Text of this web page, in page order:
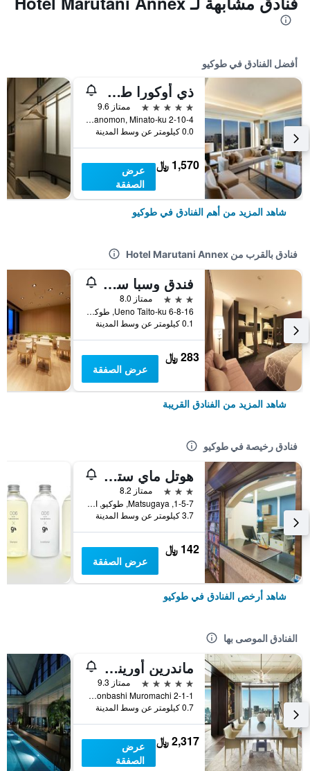
أفضل الفنادق في طوكيو
ذي أوكورا طوكيو
5 نجوم
ممتاز 9.6
2-10-4 Toranomon, Minato-ku, طوكيو, اليابان
0.0 كيلومتر عن وسط المدينة
1,570 ﷼
عرض
الصفقة
شاهد المزيد من أهم الفنادق في طوكيو
فنادق بالقرب من Hotel Marutani Annex
فندق وسبا سينتوريون إينو ستيشين
3 نجوم
ممتاز 8.0
6-8-16 Ueno Taito-ku, طوكيو, اليابان
0.1 كيلومتر عن وسط المدينة
283 ﷼
عرض الصفقة
شاهد المزيد من الفنادق القريبة
فنادق رخيصة في طوكيو
هوتل ماي ستايز أوينو إناريتشو
3 نجوم
ممتاز 8.2
1-5-7, Matsugaya, طوكيو, اليابان
3.7 كيلومتر عن وسط المدينة
142 ﷼
عرض الصفقة
شاهد أرخص الفنادق في طوكيو
الفنادق الموصى بها
ماندرين أورينتال، طوكيو
5 نجوم
ممتاز 9.3
2-1-1 Nihonbashi Muromachi, طوكيو, اليابان
0.7 كيلومتر عن وسط المدينة
2,317 ﷼
عرض
الصفقة